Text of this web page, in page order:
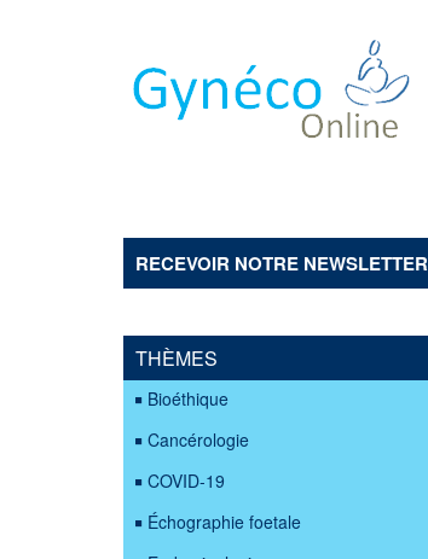
RECEVOIR NOTRE NEWSLETTER
THÈMES
Bioéthique
Cancérologie
COVID-19
Échographie foetale